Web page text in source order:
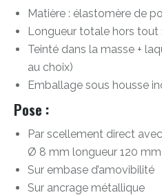
Matière : élastomère de
Longueur totale hors tout
Teinté dans la masse +
au choix)
Emballage sous housse
Pose :
Par scellement direct
Ø 8 mm longueur 120
Sur embase d’amovibilité
Sur ancrage métallique